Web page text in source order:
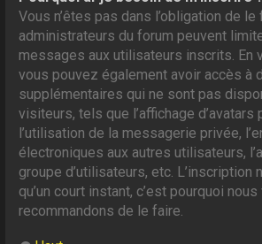
Vous n’êtes pas dans l’obligation de
administrateurs du forum peuvent
messages aux utilisateurs inscrits. En
vous pouvez également avoir accès à
supplémentaires qui ne sont pas
visiteurs, tels que l’affichage d’avatars
l’utilisation de la messagerie privée,
électroniques aux autres utilisateurs,
groupe d’utilisateurs, etc. L’inscription
qu’un court instant, c’est pourquoi nous
recommandons de le faire.